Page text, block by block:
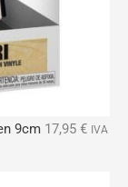
9cm 17,95 € IVA